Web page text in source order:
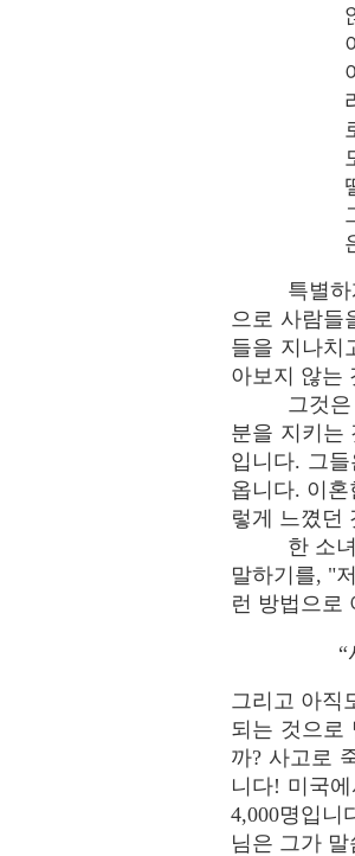
특별
으로 사람들
들을 지나치
아보지 않는
그것
분을 지키는
입니다. 그
옵니다. 이
렇게 느꼈던
한 소
말하기를, "
런 방법으로
그리고 아직
되는 것으로
까? 사고로
니다! 미국
4,000명입
님은 그가